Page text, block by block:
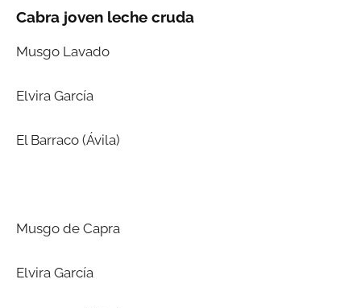
Cabra joven leche cruda
Musgo Lavado
Elvira García
El Barraco (Ávila)
Musgo de Capra
Elvira García